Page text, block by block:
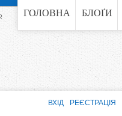
ГОЛОВНА БЛОҐИ
ВХІД РЕЄСТРАЦІЯ